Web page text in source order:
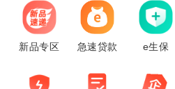
新品专区 急速贷款 e生保